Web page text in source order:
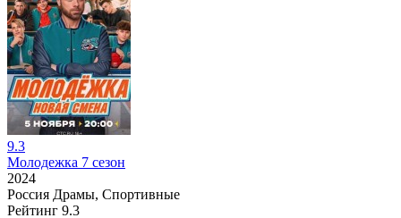
9.3
Молодежка 7 сезон
2024
Россия Драмы, Спортивные
Рейтинг 9.3